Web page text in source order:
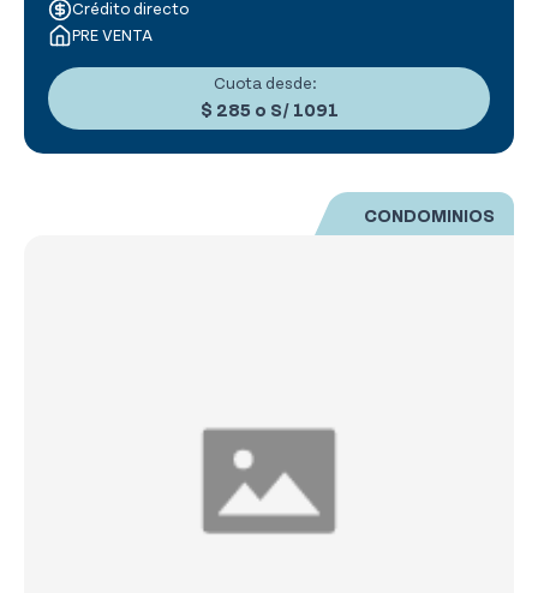
Crédito directo
PRE VENTA
Cuota desde:
$ 285 o S/ 1091
CONDOMINIOS